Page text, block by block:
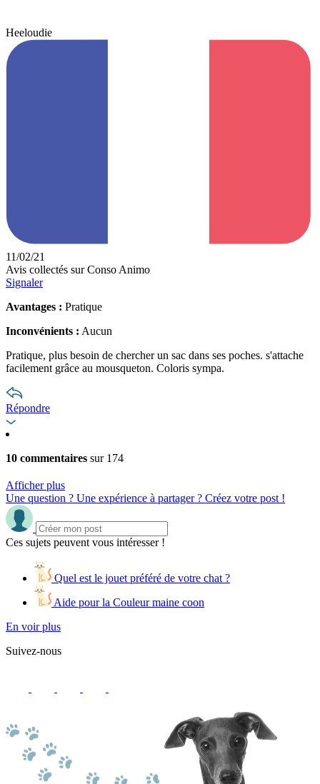
Heeloudie
11/02/21
Avis collectés sur Conso Animo
Signaler
Avantages : Pratique
Inconvénients : Aucun
Pratique, plus besoin de chercher un sac dans ses poches. s'attache
facilement grâce au mousqueton. Coloris sympa.
Répondre
10 commentaires sur 174
Afficher plus
Une question ? Une expérience à partager ? Créez votre post !
Ces sujets peuvent vous intéresser !
Quel est le jouet préféré de votre chat ?
Aide pour la Couleur maine coon
En voir plus
Suivez-nous